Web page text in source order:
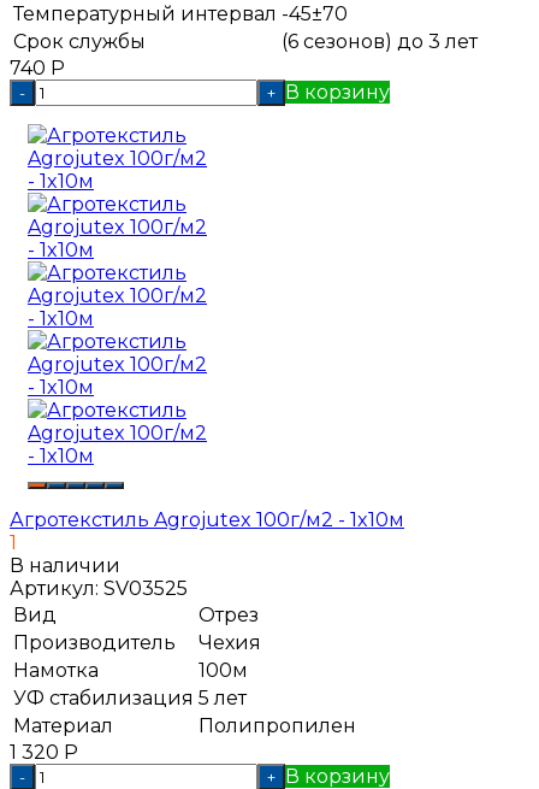
Температурный интервал -45±70
Срок службы
(6 сезонов) до 3 лет
740 Р
- + В корзину
Агротекстиль Agrojutex 100г/м2 - 1x10м
1
В наличии
Артикул: SV03525
Вид
Отрез
Производитель
Чехия
Намотка
100м
УФ стабилизация 5 лет
Материал
Полипропилен
1 320 Р
- + В корзину